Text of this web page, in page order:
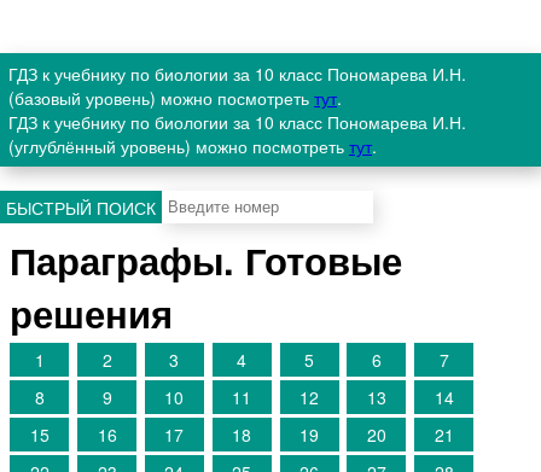
ГДЗ к учебнику по биологии за 10 класс Пономарева И.Н.
(базовый уровень) можно посмотреть тут.
ГДЗ к учебнику по биологии за 10 класс Пономарева И.Н.
(углублённый уровень) можно посмотреть тут.
БЫСТРЫЙ ПОИСК
Параграфы. Готовые
решения
1 2 3 4 5 6
7
8
9 10 11 12 13
14
15
16 17 18 19 20
21